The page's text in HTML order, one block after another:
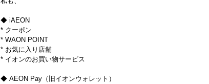
◆ iAEON
* クーポン
* WAON POINT
* お気に入り店舗
* イオンのお買い物サービス
◆ AEON Pay（旧イオンウォレット）